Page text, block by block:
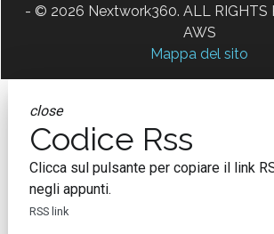
- © 2026 Nextwork360. ALL RIGHTS
AWS
Mappa del sito
close
Codice Rss
Clicca sul pulsante per copiare il link
negli appunti.
RSS link